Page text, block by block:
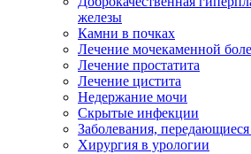
железы
Камни в почках
Лечение мочекаменной
Лечение простатита
Лечение цистита
Недержание мочи
Скрытые инфекции
Заболевания,
Хирургия в урологии